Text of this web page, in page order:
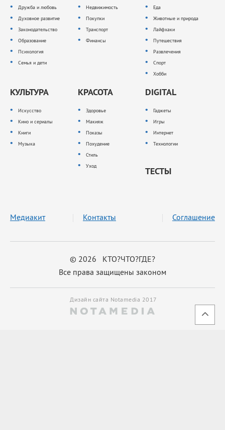
Дружба и любовь
Духовное развитие
Законодательство
Образование
Психология
Семья и дети
Недвижимость
Покупки
Транспорт
Финансы
Еда
Животные и природа
Лайфхаки
Путешествия
Развлечения
Спорт
Хобби
КУЛЬТУРА
Искусство
Кино и сериалы
Книги
Музыка
КРАСОТА
Здоровье
Макияж
Показы
Похудение
Стиль
Уход
DIGITAL
Гаджеты
Игры
Интернет
Технологии
ТЕСТЫ
© 2026 КТО?ЧТО?ГДЕ?
Все права защищены законом
Медиакит Контакты Соглашение
Дизайн сайта Notamedia 2017